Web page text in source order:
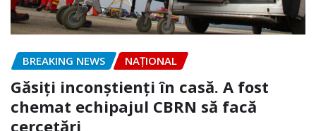
BREAKING NEWS NAŢIONAL
Găsiți inconștienți în casă. A fost
chemat echipajul CBRN să facă
cercetări